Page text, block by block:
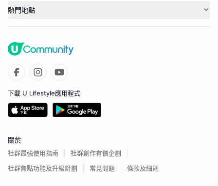
熱門地點
下載 U Lifestyle應用程式
關於
社群最強使用指南
社群創作有價企劃
社群焦點功能及升級計劃
常見問題 條款及細則